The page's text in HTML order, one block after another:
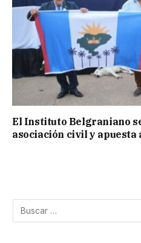
El Instituto Belgraniano
asociación civil y